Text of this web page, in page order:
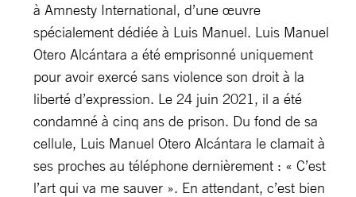
à Amnesty International, d’une œuvre
spécialement dédiée à Luis Manuel. Luis Manuel
Otero Alcántara a été emprisonné uniquement
pour avoir exercé sans violence son droit à la
liberté d’expression. Le 24 juin 2021, il a été
condamné à cinq ans de prison. Du fond de sa
cellule, Luis Manuel Otero Alcántara le clamait à
ses proches au téléphone dernièrement : « C’est
l’art qui va me sauver ». En attendant, c’est bien